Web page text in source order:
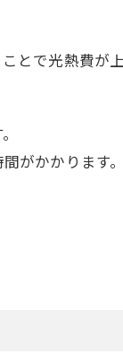
で光熱費が上
がかかります。